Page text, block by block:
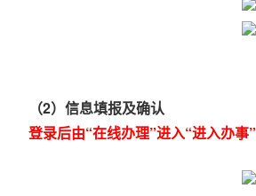
（2）信息填报及确认
登录后由“在线办理”进入“进入办事”